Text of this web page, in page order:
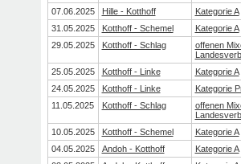
07.06.2025
Hille - Kotthoff
Kategorie A
31.05.2025
Kotthoff - Schemel
Kategorie A
29.05.2025
Kotthoff - Schlag
offenen
25.05.2025
Kotthoff - Linke
Kategorie A
24.05.2025
Kotthoff - Linke
Kategorie
11.05.2025
Kotthoff - Schlag
offenen
10.05.2025
Kotthoff - Schemel
Kategorie A
04.05.2025
Andoh - Kotthoff
Kategorie A